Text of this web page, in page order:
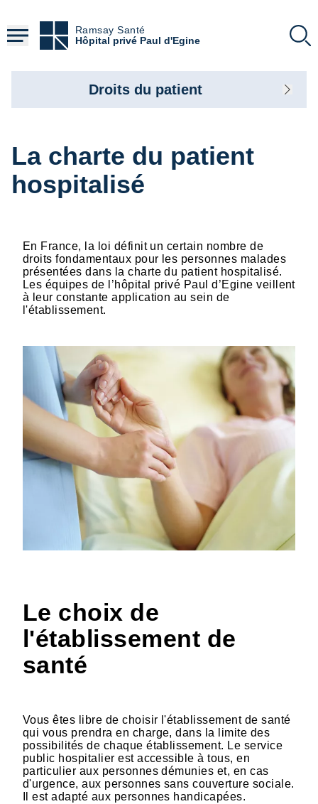
contenu
principal
Ramsay Santé
Hôpital privé Paul d'Egine
La charte du patient
hospitalisé
En France, la loi définit un certain nombre de
droits fondamentaux pour les personnes malades
présentées dans la charte du patient hospitalisé.
Les équipes de l’hôpital privé Paul d’Egine veillent
à leur constante application au sein de
l'établissement.
Le choix de
l'établissement de
santé
Vous êtes libre de choisir l'établissement de santé
qui vous prendra en charge, dans la limite des
possibilités de chaque établissement. Le service
public hospitalier est accessible à tous, en
particulier aux personnes démunies et, en cas
d'urgence, aux personnes sans couverture sociale.
Il est adapté aux personnes handicapées.
Droits du patient